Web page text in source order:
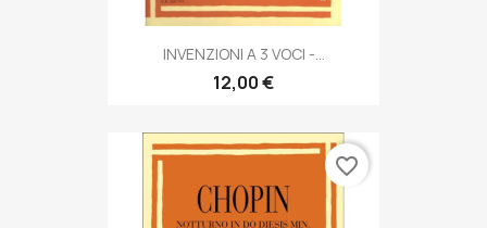
INVENZIONI A 3 VOCI -...
12,00 €
favorite_border